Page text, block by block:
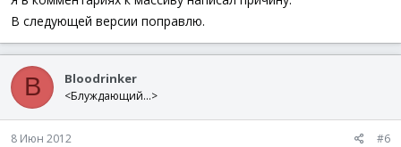
GUISetState(@SW_UNLOCK
В следующей версии поправлю.
B Bloodrinker
<Блуждающий...>
8 Июн 2012 #6